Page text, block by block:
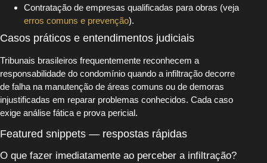
Contratação de empresas qualificadas para obras (veja
erros comuns e prevenção).
Casos práticos e entendimentos judiciais
Tribunais brasileiros frequentemente reconhecem a
responsabilidade do condomínio quando a infiltração decorre
de falha na manutenção de áreas comuns ou de demoras
injustificadas em reparar problemas conhecidos. Cada caso
exige análise fática e prova pericial.
Featured snippets — respostas rápidas
O que fazer imediatamente ao perceber a infiltração?